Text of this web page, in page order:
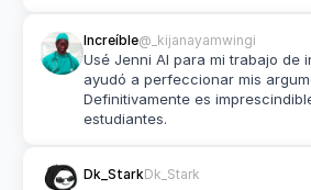
Increíble@_kijanayamwingi
Usé Jenni AI para mi trabajo de
ayudó a perfeccionar mis
Definitivamente es
estudiantes.
Dk_StarkDk_Stark